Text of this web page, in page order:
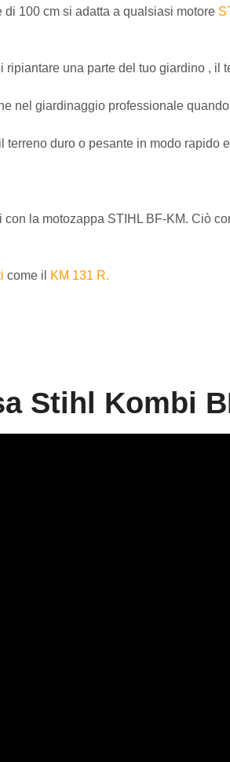
di 100 cm si adatta a qualsiasi motore
ripiantare una parte del tuo giardino , il
nel giardinaggio professionale quando
terreno duro o pesante in modo rapido
con la motozappa STIHL BF-KM. Ciò
come il KM 131 R.
Stihl Kombi